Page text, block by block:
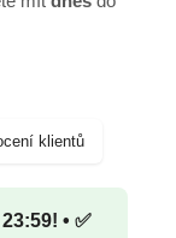
klientů
• ✅